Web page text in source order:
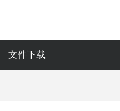
文件下载